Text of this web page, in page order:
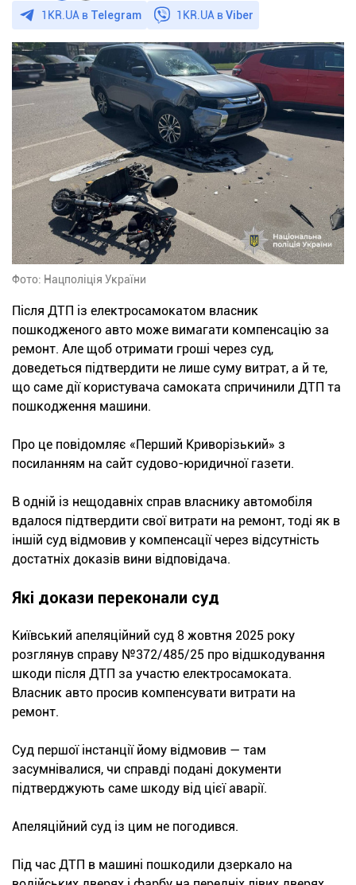
1KR.UA в Telegram 1KR.UA вViber
Фото: Нацполіція України
Після ДТП із електросамокатом власник
пошкодженого авто може вимагати компенсацію за
ремонт. Але щоб отримати гроші через суд,
доведеться підтвердити не лише суму витрат, а й те,
що саме дії користувача самоката спричинили ДТП та
пошкодження машини.
Про це повідомляє «Перший Криворізький» з
посиланням на сайт судово-юридичної газети.
В одній із нещодавніх справ власнику автомобіля
вдалося підтвердити свої витрати на ремонт, тоді як в
іншій суд відмовив у компенсації через відсутність
достатніх доказів вини відповідача.
Які докази переконали суд
Київський апеляційний суд 8 жовтня 2025 року
розглянув справу №372/485/25 про відшкодування
шкоди після ДТП за участю електросамоката.
Власник авто просив компенсувати витрати на
ремонт.
Суд першої інстанції йому відмовив — там
засумнівалися, чи справді подані документи
підтверджують саме шкоду від цієї аварії.
Апеляційний суд із цим не погодився.
Під час ДТП в машині пошкодили дзеркало на